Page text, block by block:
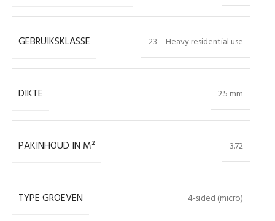
GEBRUIKSKLASSE 23 – Heavy residential use
DIKTE 2.5 mm
PAKINHOUD IN M² 3.72
TYPE GROEVEN 4-sided (micro)